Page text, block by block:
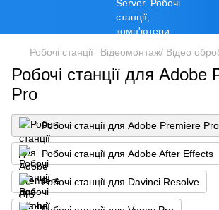
Робочі станції Відеомонтаж/ Відео
Робочі станції для Adobe
Pro
Робочі станції для Adobe Premiere Pro
Робочі станції для Adobe After Effects
Робочі станції для Davinci Resolve